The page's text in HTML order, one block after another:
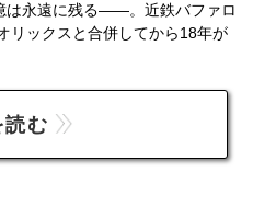
は永遠に残る――。近鉄バファロ
リックスと合併してから18年が
む